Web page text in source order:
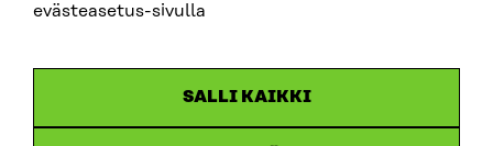
evästeasetus-sivulla
SALLI KAIKKI